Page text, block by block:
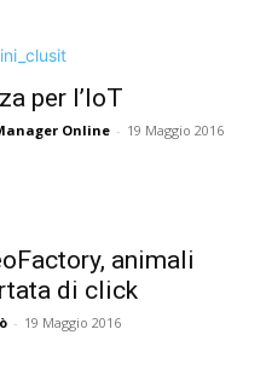
per l’IoT
Online - 19 Maggio 2016
animali
di click
- 19 Maggio 2016